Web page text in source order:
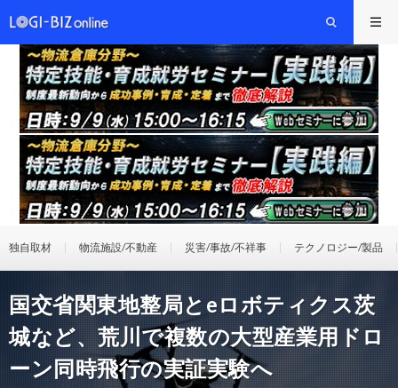
独自取材 物流施設/不動産 災害/事故/不祥事 テクノロジー/製品
国交省関東地整局とeロボティクス茨
城など、荒川で複数の大型産業用ドロ
ーン同時飛行の実証実験へ